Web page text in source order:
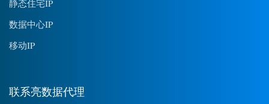
静态住宅IP
数据中心IP
移动IP
联系亮数据代理